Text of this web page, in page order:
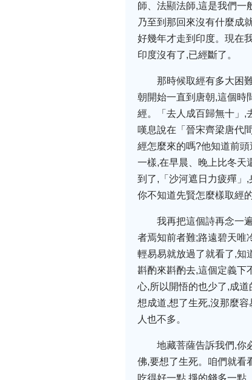
師、法顯法師,這是我們一
乃至到那回來沒有什麼成
好幾年才走到印度。現在
印度沒有了,已經斷了。
那時候取經有多大困
朝開始一直到唐朝,這個時
經。「去人成百歸無十」,
嘆息說在「晉宋齊梁唐代
經怎麼來的嗎?他知道前
一樣,在早晨、晚上比冬天
到了,「沙河遮日力疲殫」
你不知道先賢怎麼樣取經
我再把這個詩再念一
者焉知前者難;路遠碧天唯
輕易易就放過了就看了,知
斟酌來斟酌去,這個定義下
心,所以開悟的也少了,成
想成道,想了生死,沒那麼
人也不多。
地藏菩薩告訴我們,你
佛,要想了生死。咱們就看
吃得好一點,掙的錢多一點